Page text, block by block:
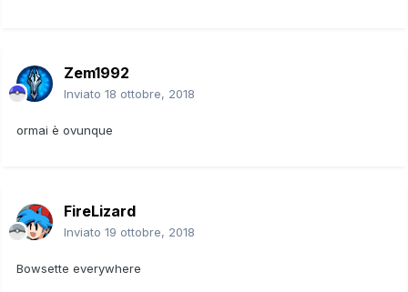
Zem1992
Inviato 18 ottobre, 2018
ormai è ovunque
FireLizard
Inviato 19 ottobre, 2018
Bowsette everywhere